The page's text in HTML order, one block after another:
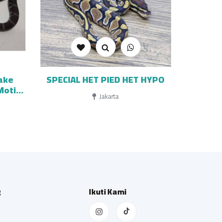
SPECIAL HET PIED HET HYPO
Jakarta
Ikuti Kami